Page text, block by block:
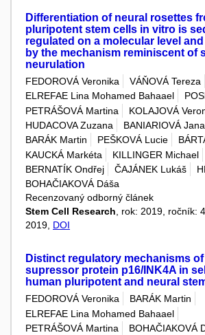
Differentiation of neural rosettes
pluripotent stem cells in vitro is
regulated on a molecular level
by the mechanism reminiscent of
neurulation
FEDOROVÁ Veronika
VÁŇOVÁ Tereza
ELREFAE Lina Mohamed Bahaael
PETRÁŠOVÁ Martina
KOLAJOVÁ
HUDACOVA Zuzana
BANIARIOVÁ Jana
BARÁK Martin
PEŠKOVÁ Lucie
KAUCKÁ Markéta
KILLINGER Michael
BERNATÍK Ondřej
ČAJÁNEK Lukáš
BOHAČIAKOVÁ Dáša
Recenzovaný odborný článek
Stem Cell Research , rok: 2019, ročník:
2019, DOI
Distinct regulatory mechanisms
supressor protein p16/INK4A in
human pluripotent and neural
FEDOROVÁ Veronika
BARÁK Martin
ELREFAE Lina Mohamed Bahaael
PETRÁŠOVÁ Martina
BOHAČIAKOVÁ